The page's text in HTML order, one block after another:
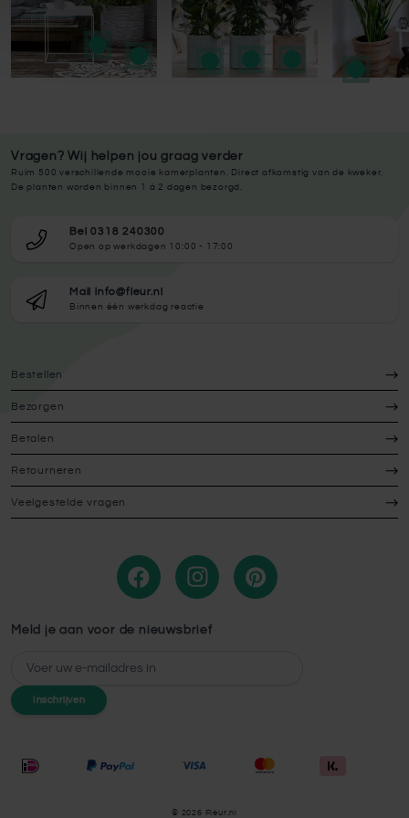
Vragen? Wij helpen jou graag verder
Ruim 500 verschillende mooie kamerplanten. Direct afkomstig van de kweker.
De planten worden binnen 1 à 2 dagen bezorgd.
Bel 0318 240300
Open op werkdagen 10:00 - 17:00
Mail info@fleur.nl
Binnen één werkdag reactie
Bestellen
Bezorgen
Betalen
Retourneren
Veelgestelde vragen
Meld je aan voor de nieuwsbrief
E-mailadres
Inschrijven
© 2026 Fleur.nl